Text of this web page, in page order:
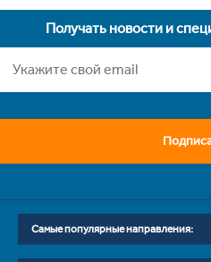
Получать новости и
Самые популярные направления: